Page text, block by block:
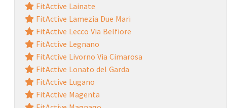
FitActive Lainate
FitActive Lamezia Due Mari
FitActive Lecco Via Belfiore
FitActive Legnano
FitActive Livorno Via Cimarosa
FitActive Lonato del Garda
FitActive Lugano
FitActive Magenta